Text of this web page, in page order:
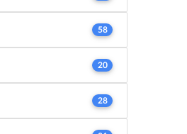
58
20
28